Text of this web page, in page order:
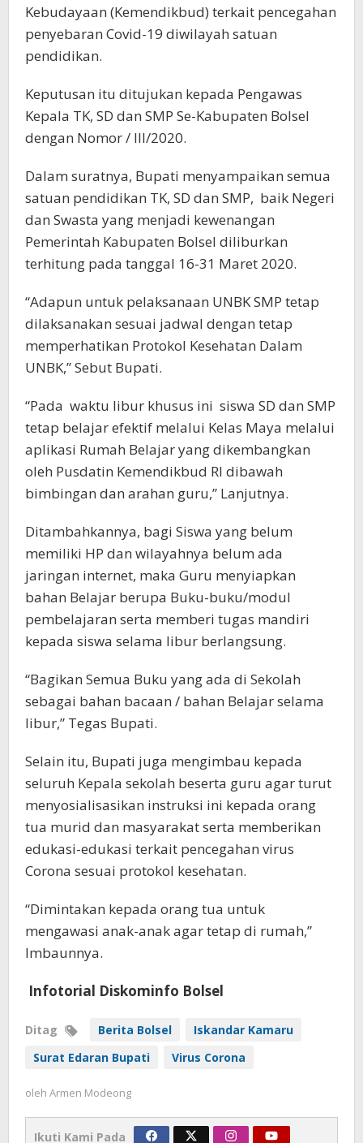
Kebudayaan (Kemendikbud) terkait pencegahan
penyebaran Covid-19 diwilayah satuan
pendidikan.
Keputusan itu ditujukan kepada Pengawas
Kepala TK, SD dan SMP Se-Kabupaten Bolsel
dengan Nomor / III/2020.
Dalam suratnya, Bupati menyampaikan semua
satuan pendidikan TK, SD dan SMP, baik Negeri
dan Swasta yang menjadi kewenangan
Pemerintah Kabupaten Bolsel diliburkan
terhitung pada tanggal 16-31 Maret 2020.
“Adapun untuk pelaksanaan UNBK SMP tetap
dilaksanakan sesuai jadwal dengan tetap
memperhatikan Protokol Kesehatan Dalam
UNBK,” Sebut Bupati.
“Pada waktu libur khusus ini siswa SD dan SMP
tetap belajar efektif melalui Kelas Maya melalui
aplikasi Rumah Belajar yang dikembangkan
oleh Pusdatin Kemendikbud RI dibawah
bimbingan dan arahan guru,” Lanjutnya.
Ditambahkannya, bagi Siswa yang belum
memiliki HP dan wilayahnya belum ada
jaringan internet, maka Guru menyiapkan
bahan Belajar berupa Buku-buku/modul
pembelajaran serta memberi tugas mandiri
kepada siswa selama libur berlangsung.
“Bagikan Semua Buku yang ada di Sekolah
sebagai bahan bacaan / bahan Belajar selama
libur,” Tegas Bupati.
Selain itu, Bupati juga mengimbau kepada
seluruh Kepala sekolah beserta guru agar turut
menyosialisasikan instruksi ini kepada orang
tua murid dan masyarakat serta memberikan
edukasi-edukasi terkait pencegahan virus
Corona sesuai protokol kesehatan.
“Dimintakan kepada orang tua untuk
mengawasi anak-anak agar tetap di rumah,”
Imbaunnya.
Infotorial Diskominfo Bolsel
Ditag Berita Bolsel
Iskandar Kamaru
Surat Edaran Bupati
Virus Corona
oleh Armen Modeong
Ikuti Kami Pada